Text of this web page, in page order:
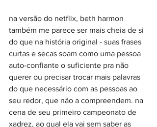
na versão do netflix, beth harmon
também me parece ser mais cheia de si
do que na história original - suas frases
curtas e secas soam como uma pessoa
auto-confiante o suficiente pra não
querer ou precisar trocar mais palavras
do que necessário com as pessoas ao
seu redor, que não a compreendem. na
cena de seu primeiro campeonato de
xadrez, ao qual ela vai sem saber as